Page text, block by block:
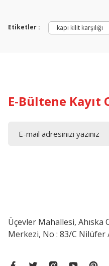
Etiketler : kapı kilit karşılığı
E-Bültene Kayıt
Üçevler Mahallesi, Ahıska
Merkezi, No : 83/C Nilüfer